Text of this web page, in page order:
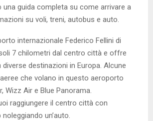
guida completa su come arrivare a
su voli, treni, autobus e auto.
internazionale Federico Fellini di
7 chilometri dal centro città e offre
destinazioni in Europa. Alcune
che volano in questo aeroporto
Wizz Air e Blue Panorama.
raggiungere il centro città con
un’auto.